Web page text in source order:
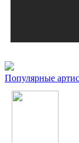
Популярные